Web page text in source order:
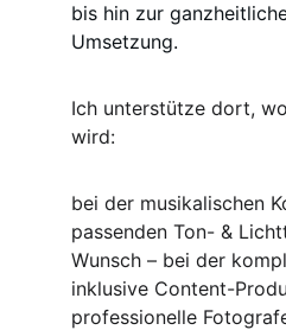
bis hin zur
Umsetzung.
Ich unterstütze dort,
wird:
bei der musikalischen
passenden Ton- &
Wunsch – bei der
inklusive Content-
professionelle